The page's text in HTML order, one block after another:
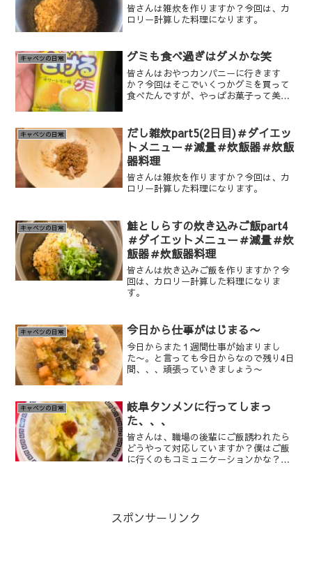
皆さんは雑炊を作りますか？今回は、カ
ロリー計算した料理になります。
キャベツの日常 グミも食べ過ぎはダメかな笑
皆さんはおやつカンパニーに行きます
か？今回はそこでいくつかグミを買って
食べたんですが、やっぱお菓子って美味
キャベツの日常
だし雑炊part5(2日目)＃ダイエッ
トメニュー＃減量＃炊飯器＃炊飯
器料理
皆さんは雑炊を作りますか？今回は、カ
ロリー計算した料理になります。
キャベツの日常
鮭としらすの炊き込みご飯part4
＃ダイエットメニュー＃減量＃炊
飯器＃炊飯器料理
皆さんは炊き込みご飯を作りますか？今
回は、カロリー計算した料理になりま
す。
キャベツの日常 今日から仕事がはじまる〜
今日からまた１週間仕事が始まりまし
た〜。と言っても今日からなので残り4日
間、、、頑張っていきましょう〜
キャベツの日常
岐阜タンメンに行ってしまっ
た、、、
皆さんは、職場の後輩にご飯誘われたら
どうやって対応していますか？僕はご飯
に行くのもコミュニケーションかな？っ
スポンサーリンク